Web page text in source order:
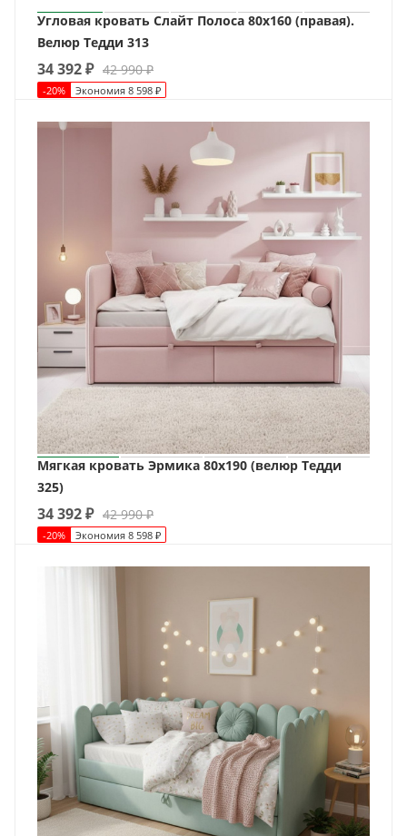
Угловая кровать Слайт Полоса 80х160 (правая).
Велюр Тедди 313
34 392₽ 42 990₽
-20% Экономия 8 598 ₽
Мягкая кровать Эрмика 80х190 (велюр Тедди
325)
34 392₽ 42 990₽
-20% Экономия 8 598 ₽